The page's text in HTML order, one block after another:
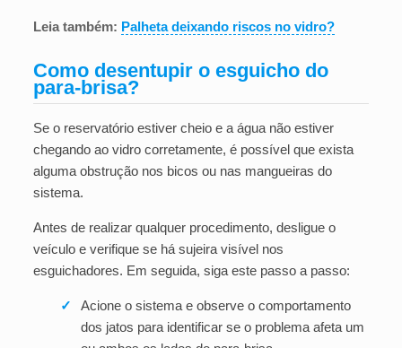
Leia também: Palheta deixando riscos no vidro?
Como desentupir o esguicho do
para-brisa?
Se o reservatório estiver cheio e a água não estiver
chegando ao vidro corretamente, é possível que exista
alguma obstrução nos bicos ou nas mangueiras do
sistema.
Antes de realizar qualquer procedimento, desligue o
veículo e verifique se há sujeira visível nos
esguichadores. Em seguida, siga este passo a passo:
✓
Acione o sistema e observe o comportamento
dos jatos para identificar se o problema afeta um